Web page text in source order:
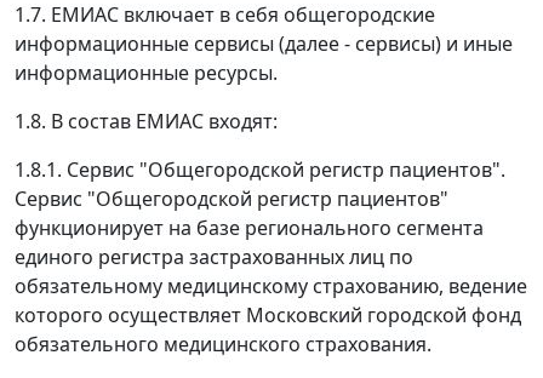
1.7. ЕМИАС включает в себя общегородские
информационные сервисы (далее - сервисы) и иные
информационные ресурсы.
1.8. В состав ЕМИАС входят:
1.8.1. Сервис "Общегородской регистр пациентов".
Сервис "Общегородской регистр пациентов"
функционирует на базе регионального сегмента
единого регистра застрахованных лиц по
обязательному медицинскому страхованию, ведение
которого осуществляет Московский городской фонд
обязательного медицинского страхования.